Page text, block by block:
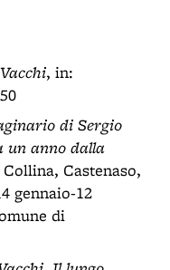
, in:
di Sergio
un anno dalla
Castenaso,
gennaio-12
di